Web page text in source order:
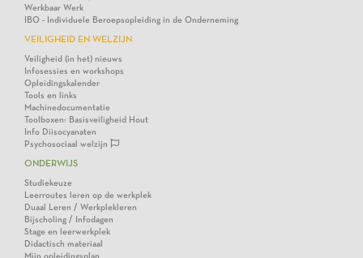
Werkbaar Werk
IBO - Individuele Beroepsopleiding in de Onderneming
VEILIGHEID EN WELZIJN
Veiligheid (in het) nieuws
Infosessies en workshops
Opleidingskalender
Tools en links
Machinedocumentatie
Toolboxen: Basisveiligheid Hout
Info Diisocyanaten
Psychosociaal welzijn
ONDERWIJS
Studiekeuze
Leerroutes leren op de werkplek
Duaal Leren / Werkplekleren
Bijscholing / Infodagen
Stage en leerwerkplek
Didactisch materiaal